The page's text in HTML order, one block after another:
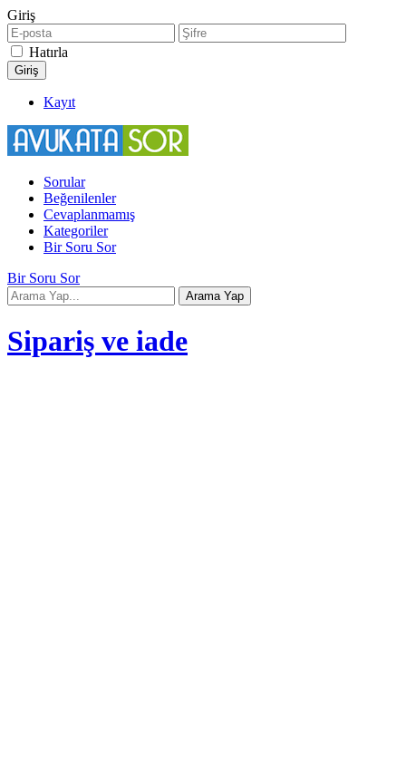
Giriş
Hatırla
Kayıt
Sorular
Beğenilenler
Cevaplanmamış
Kategoriler
Bir Soru Sor
Bir Soru Sor
Sipariş ve iade